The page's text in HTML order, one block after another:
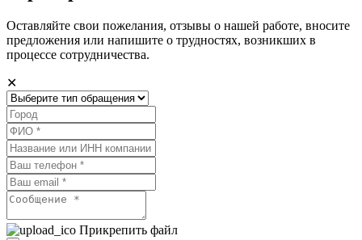
Оставляйте свои пожелания, отзывы о нашей работе, вносите
предложения или напишите о трудностях, возникших в
процессе сотрудничества.
✕
Прикрепить файл